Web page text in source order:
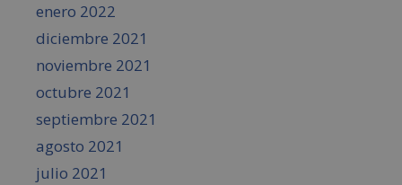
enero 2022
diciembre 2021
noviembre 2021
octubre 2021
septiembre 2021
agosto 2021
julio 2021